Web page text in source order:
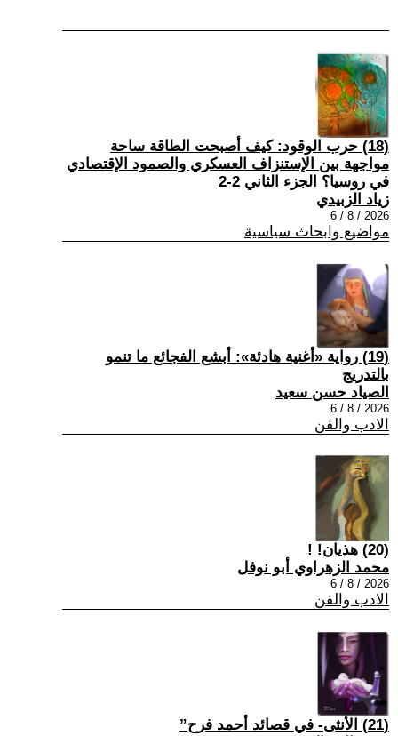
(18) حرب الوقود: كيف أصبحت الطاقة ساحة
مواجهة بين الإستنزاف العسكري والصمود الإقتصادي
في روسيا؟ الجزء الثاني 2-2
زياد الزبيدي
2026 / 8 / 6
مواضيع وابحاث سياسية
(19) رواية «أغنية هادئة»: أبشع الفجائع ما تنمو
بالتدريج
الصياد حسن سعيد
2026 / 8 / 6
الادب والفن
(20) هذيان! !
محمد الزهراوي أبو نوفل
2026 / 8 / 6
الادب والفن
(21) الأنثى- في قصائد أحمد فرح”